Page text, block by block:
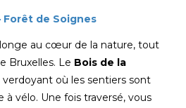
Forêt de Soignes
au cœur de la nature, tout
Bruxelles. Le Bois de la
verdoyant où les sentiers sont
à vélo. Une fois traversé, vous